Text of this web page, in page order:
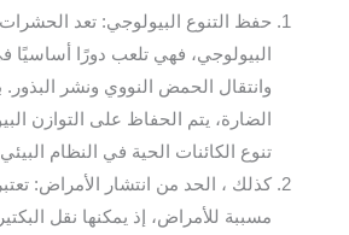
حفظ التنوع البيولوجي: تعد
البيولوجي، فهي تلعب دورًا أساسيًا
وانتقال الحمض النووي ونشر
الضارة، يتم الحفاظ على التوازن
تنوع الكائنات الحية في النظام
كذلك ، الحد من انتشار الأمراض:
مسببة للأمراض، إذ يمكنها نقل